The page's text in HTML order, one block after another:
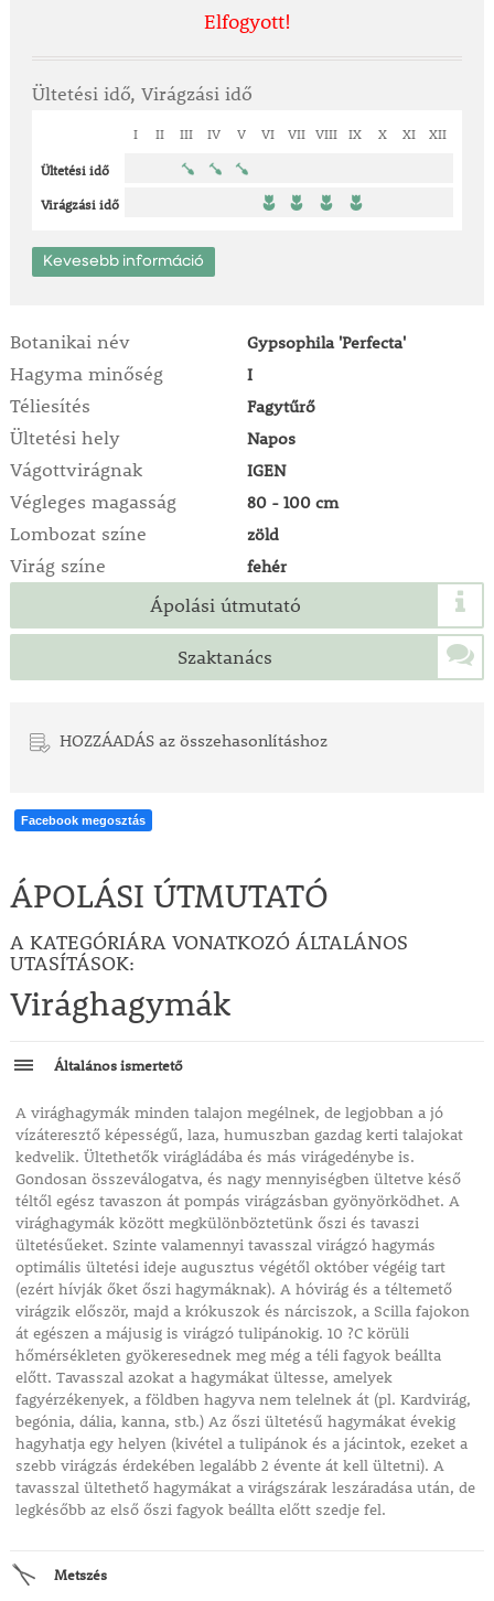
Elfogyott!
Ültetési idő, Virágzási idő
I II III IV V VI VII VIII IX X XI XII
Ültetési idő
Virágzási idő
Kevesebb információ
Botanikai név Gypsophila 'Perfecta'
Hagyma minőség I
Téliesítés Fagytűrő
Ültetési hely Napos
Vágottvirágnak IGEN
Végleges magasság 80 - 100 cm
Lombozat színe zöld
Virág színe fehér
Ápolási útmutató
Szaktanács
HOZZÁADÁS az összehasonlításhoz
Facebook megosztás
ÁPOLÁSI ÚTMUTATÓ
A KATEGÓRIÁRA VONATKOZÓ ÁLTALÁNOS
UTASÍTÁSOK:
Virághagymák
Általános ismertető
A virághagymák minden talajon megélnek, de legjobban a jó
vízáteresztő képességű, laza, humuszban gazdag kerti talajokat
kedvelik. Ültethetők virágládába és más virágedénybe is.
Gondosan összeválogatva, és nagy mennyiségben ültetve késő
téltől egész tavaszon át pompás virágzásban gyönyörködhet. A
virághagymák között megkülönböztetünk őszi és tavaszi
ültetésűeket. Szinte valamennyi tavasszal virágzó hagymás
optimális ültetési ideje augusztus végétől október végéig tart
(ezért hívják őket őszi hagymáknak). A hóvirág és a téltemető
virágzik először, majd a krókuszok és nárciszok, a Scilla fajokon
át egészen a májusig is virágzó tulipánokig. 10 ?C körüli
hőmérsékleten gyökeresednek meg még a téli fagyok beállta
előtt. Tavasszal azokat a hagymákat ültesse, amelyek
fagyérzékenyek, a földben hagyva nem telelnek át (pl. Kardvirág,
begónia, dália, kanna, stb.) Az őszi ültetésű hagymákat évekig
hagyhatja egy helyen (kivétel a tulipánok és a jácintok, ezeket a
szebb virágzás érdekében legalább 2 évente át kell ültetni). A
tavasszal ültethető hagymákat a virágszárak leszáradása után, de
legkésőbb az első őszi fagyok beállta előtt szedje fel.
Metszés